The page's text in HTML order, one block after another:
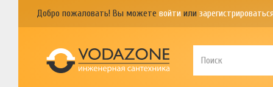
Добро пожаловать! Вы можете войти или